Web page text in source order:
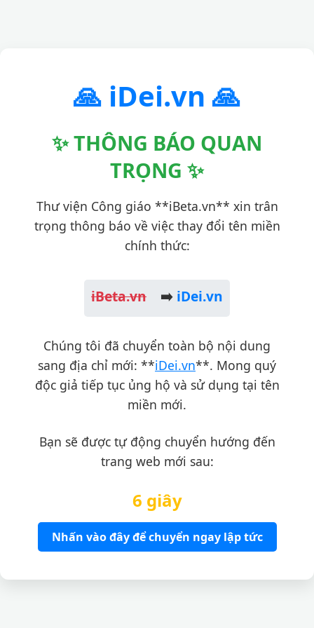
🙏 iDei.vn 🙏
✨ THÔNG BÁO QUAN
TRỌNG ✨
Thư viện Công giáo **iBeta.vn** xin trân
trọng thông báo về việc thay đổi tên miền
chính thức:
iBeta.vn ➡️ iDei.vn
Chúng tôi đã chuyển toàn bộ nội dung
sang địa chỉ mới: **iDei.vn**. Mong quý
độc giả tiếp tục ủng hộ và sử dụng tại tên
miền mới.
Bạn sẽ được tự động chuyển hướng đến
trang web mới sau:
6 giây
Nhấn vào đây để chuyển ngay lập tức